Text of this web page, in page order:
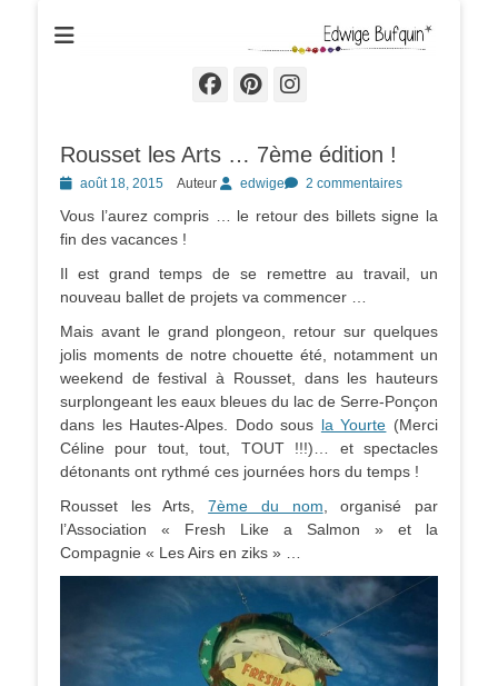
Edwige Bufquin
Facebook
Pinterest
Instagram
Rousset les Arts … 7ème édition !
Postedaoût 18, 2015 Auteur edwige 2 commentaires
Vous l’aurez compris … le retour des billets signe la
fin des vacances !
Il est grand temps de se remettre au travail, un
nouveau ballet de projets va commencer …
Mais avant le grand plongeon, retour sur quelques
jolis moments de notre chouette été, notamment un
weekend de festival à Rousset, dans les hauteurs
surplongeant les eaux bleues du lac de Serre-Ponçon
dans les Hautes-Alpes. Dodo sous la Yourte (Merci
Céline pour tout, tout, TOUT !!!)… et spectacles
détonants ont rythmé ces journées hors du temps !
Rousset les Arts,7ème du nom, organisé par
l’Association « Fresh Like a Salmon » et la
Compagnie « Les Airs en ziks » …